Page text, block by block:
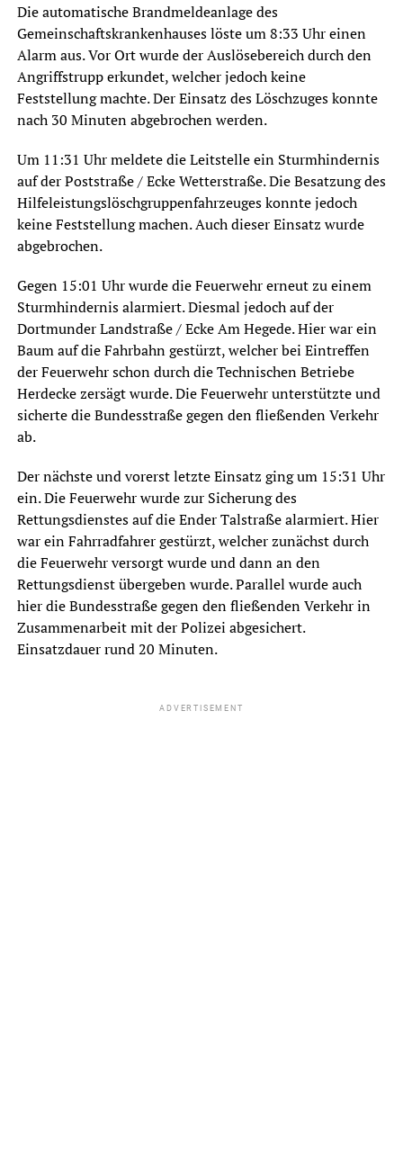
Die automatische Brandmeldeanlage des
Gemeinschaftskrankenhauses löste um 8:33 Uhr einen
Alarm aus. Vor Ort wurde der Auslösebereich durch den
Angriffstrupp erkundet, welcher jedoch keine
Feststellung machte. Der Einsatz des Löschzuges konnte
nach 30 Minuten abgebrochen werden.
Um 11:31 Uhr meldete die Leitstelle ein Sturmhindernis
auf der Poststraße / Ecke Wetterstraße. Die Besatzung des
Hilfeleistungslöschgruppenfahrzeuges konnte jedoch
keine Feststellung machen. Auch dieser Einsatz wurde
abgebrochen.
Gegen 15:01 Uhr wurde die Feuerwehr erneut zu einem
Sturmhindernis alarmiert. Diesmal jedoch auf der
Dortmunder Landstraße / Ecke Am Hegede. Hier war ein
Baum auf die Fahrbahn gestürzt, welcher bei Eintreffen
der Feuerwehr schon durch die Technischen Betriebe
Herdecke zersägt wurde. Die Feuerwehr unterstützte und
sicherte die Bundesstraße gegen den fließenden Verkehr
ab.
Der nächste und vorerst letzte Einsatz ging um 15:31 Uhr
ein. Die Feuerwehr wurde zur Sicherung des
Rettungsdienstes auf die Ender Talstraße alarmiert. Hier
war ein Fahrradfahrer gestürzt, welcher zunächst durch
die Feuerwehr versorgt wurde und dann an den
Rettungsdienst übergeben wurde. Parallel wurde auch
hier die Bundesstraße gegen den fließenden Verkehr in
Zusammenarbeit mit der Polizei abgesichert.
Einsatzdauer rund 20 Minuten.
ADVERTISEMENT